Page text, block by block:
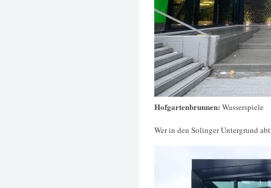
Hofgartenbrunnen: Wasserspiele
Wer in den Solinger Untergrund